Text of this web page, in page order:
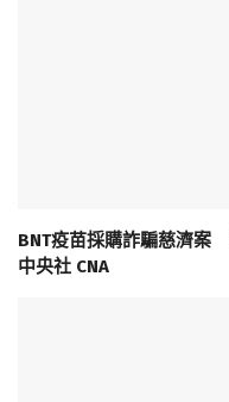
BNT疫苗採購詐騙慈濟案
中央社 CNA